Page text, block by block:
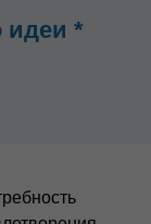
идеи *